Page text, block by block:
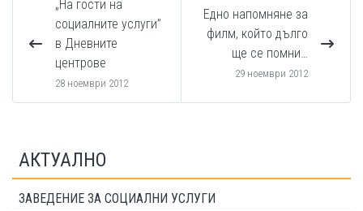
„На гости на
социалните услуги”
в Дневните
центрове
28 ноември 2012
Eдно напомняне за
филм, който дълго
ще се помни…
29 ноември 2012
АКТУАЛНО
ЗАВЕДЕНИЕ ЗА СОЦИАЛНИ УСЛУГИ